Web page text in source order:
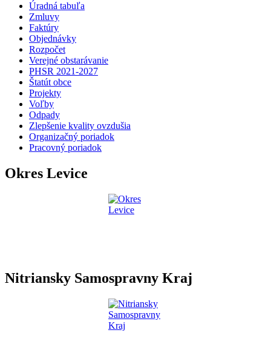
Úradná tabuľa
Zmluvy
Faktúry
Objednávky
Rozpočet
Verejné obstarávanie
PHSR 2021-2027
Štatút obce
Projekty
Voľby
Odpady
Zlepšenie kvality ovzdušia
Organizačný poriadok
Pracovný poriadok
Okres Levice
Nitriansky Samospravny Kraj